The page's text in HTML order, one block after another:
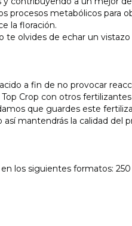
procesos metabólicos para
la floración.
te olvides de echar un
a fin de no provocar
Crop con otros fertilizantes
que guardes este
así mantendrás la calidad del
los siguientes formatos: